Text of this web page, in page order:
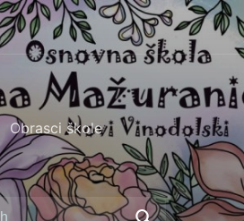
Obrasci škole